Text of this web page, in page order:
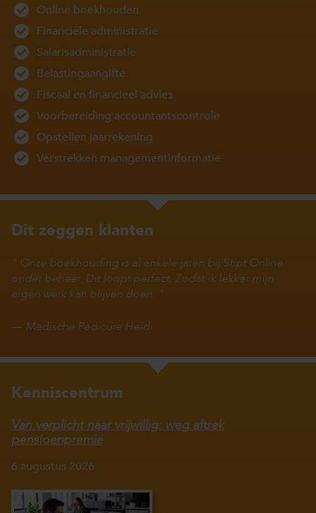
Online boekhouden
Financiële administratie
Salarisadministratie
Belastingaangifte
Fiscaal en financieel advies
Voorbereiding accountantscontrole
Opstellen jaarrekening
Verstrekken managementinformatie
Dit zeggen klanten
Onze boekhouding is al enkele jaren bij Stipt Online
onder beheer. Dit loopt perfect. Zodat ik lekker mijn
eigen werk kan blijven doen.
— Medische Pedicure Heidi
Kenniscentrum
Van verplicht naar vrijwillig: weg aftrek
pensioenpremie
6 augustus 2026